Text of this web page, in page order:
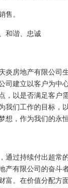
售。
和谐、忠诚
炎房地产有限公司
司建立以客户为中
，以是否满足客户
我们工作的目标，
想，作为我们的永恒
通过持续付出超常
产有限公司的奋斗
富。在价值分配方